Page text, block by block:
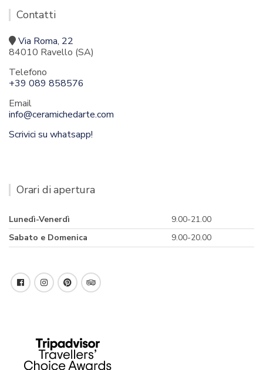
Contatti
Via Roma, 22
84010 Ravello (SA)
Telefono
+39 089 858576
Email
info@ceramichedarte.com
Scrivici su whatsapp!
Orari di apertura
Lunedì-Venerdì
9.00-21.00
Sabato e Domenica
9.00-20.00